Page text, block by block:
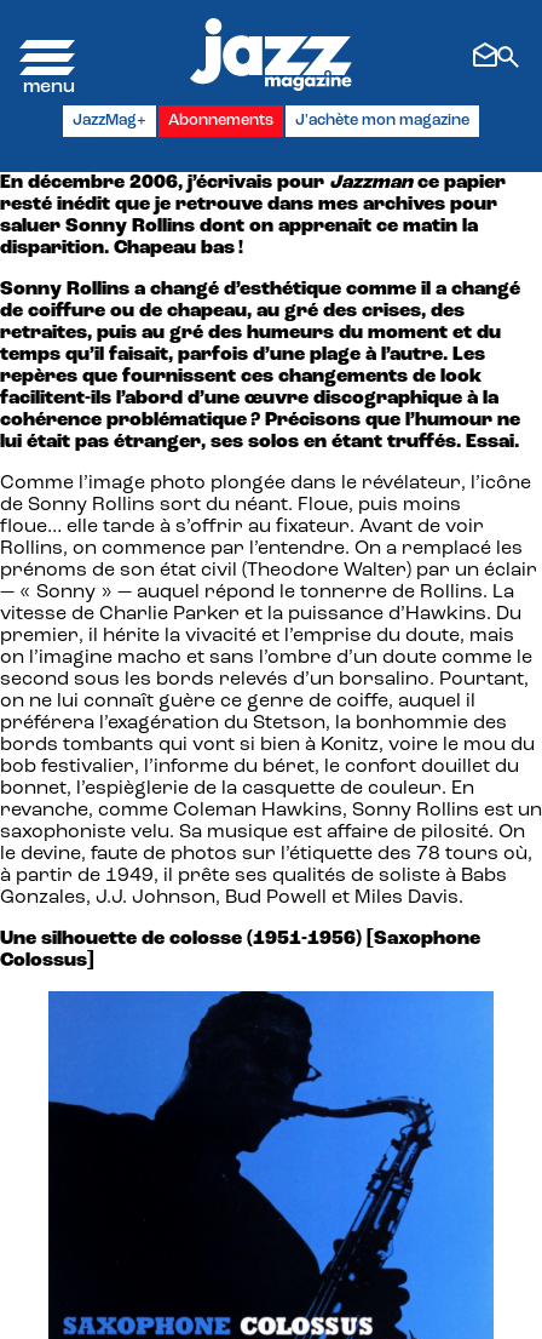
JazzMag+ Abonnements J'achète mon magazine
En décembre 2006, j’écrivais pour Jazzmance papier
resté inédit que je retrouve dans mes archives pour
saluer Sonny Rollins dont on apprenait ce matin la
disparition. Chapeau bas !
Sonny Rollins a changé d’esthétique comme il a changé
de coiffure ou de chapeau, au gré des crises, des
retraites, puis au gré des humeurs du moment et du
temps qu’il faisait, parfois d’une plage à l’autre. Les
repères que fournissent ces changements de look
facilitent-ils l’abord d’une œuvre discographique à la
cohérence problématique ? Précisons que l’humour ne
lui était pas étranger, ses solos en étant truffés. Essai.
Comme l’image photo plongée dans le révélateur, l’icône
de Sonny Rollins sort du néant. Floue, puis moins
floue… elle tarde à s’offrir au fixateur. Avant de voir
Rollins, on commence par l’entendre. On a remplacé les
prénoms de son état civil (Theodore Walter) par un éclair
— « Sonny » — auquel répond le tonnerre de Rollins. La
vitesse de Charlie Parker et la puissance d’Hawkins. Du
premier, il hérite la vivacité et l’emprise du doute, mais
on l’imagine macho et sans l’ombre d’un doute comme le
second sous les bords relevés d’un borsalino. Pourtant,
on ne lui connaît guère ce genre de coiffe, auquel il
préférera l’exagération du Stetson, la bonhommie des
bords tombants qui vont si bien à Konitz, voire le mou du
bob festivalier, l’informe du béret, le confort douillet du
bonnet, l’espièglerie de la casquette de couleur. En
revanche, comme Coleman Hawkins, Sonny Rollins est un
saxophoniste velu. Sa musique est affaire de pilosité. On
le devine, faute de photos sur l’étiquette des 78 tours où,
à partir de 1949, il prête ses qualités de soliste à Babs
Gonzales, J.J. Johnson, Bud Powell et Miles Davis.
Une silhouette de colosse (1951-1956) [Saxophone
Colossus]